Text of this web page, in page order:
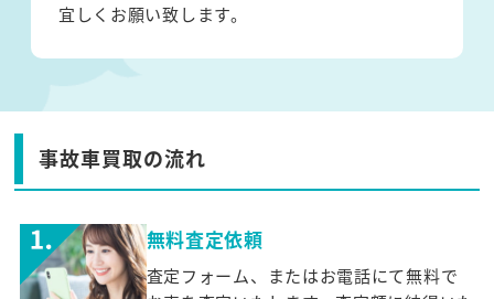
宜しくお願い致します。
事故車買取の流れ
無料査定依頼
査定フォーム、またはお電話にて無料で